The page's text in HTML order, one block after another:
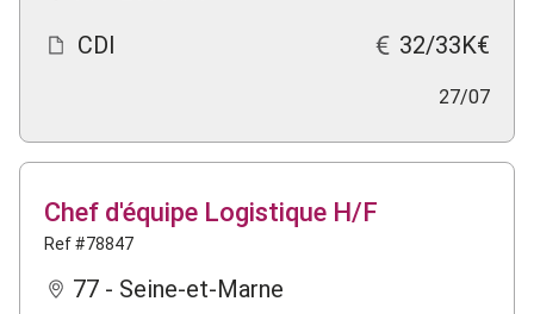
CDI
32/33K€
27/07
Chef d'équipe Logistique H/F
Ref #78847
77 - Seine-et-Marne